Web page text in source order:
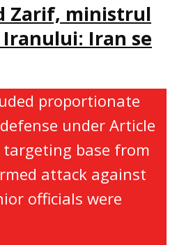
Zarif, ministrul
Iran se
proportionate
under Article
base from
attack against
officials were